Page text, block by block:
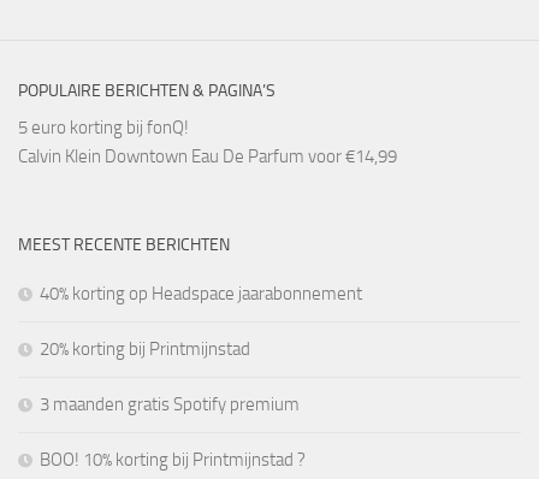
POPULAIRE BERICHTEN & PAGINA’S
5 euro korting bij fonQ!
Calvin Klein Downtown Eau De Parfum voor €14,99
MEEST RECENTE BERICHTEN
40% korting op Headspace jaarabonnement
20% korting bij Printmijnstad
3 maanden gratis Spotify premium
BOO! 10% korting bij Printmijnstad ?